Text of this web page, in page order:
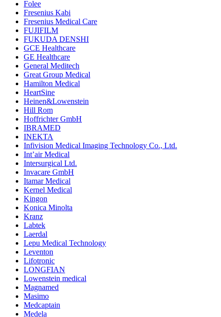
Folee
Fresenius Kabi
Fresenius Medical Care
FUJIFILM
FUKUDA DENSHI
GCE Healthcare
GE Healthcare
General Meditech
Great Group Medical
Hamilton Medical
HeartSine
Heinen&Lowenstein
Hill Rom
Hoffrichter GmbH
IBRAMED
INEKTA
Infivision Medical Imaging Technology Co., Ltd.
Int’air Medical
Intersurgical Ltd.
Invacare GmbH
Itamar Medical
Kernel Medical
Kingon
Konica Minolta
Kranz
Labtek
Laerdal
Lepu Medical Technology
Leventon
Lifotronic
LONGFIAN
Lowenstein medical
Magnamed
Masimo
Medcaptain
Medela